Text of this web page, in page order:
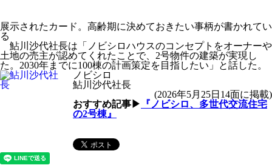
展示されたカード。高齢期に決めておきたい事柄が書かれてい
る
鮎川沙代社長は「ノビシロハウスのコンセプトをオーナーや
土地の売主が認めてくれたことで、2号物件の建築が実現し
た。2030年までに100棟の計画策定を目指したい」と話した。
ノビシロ
鮎川沙代社長
(2026年5月25日14面に掲載)
おすすめ記事▶
『ノビシロ、多世代交流住宅
の2号棟』